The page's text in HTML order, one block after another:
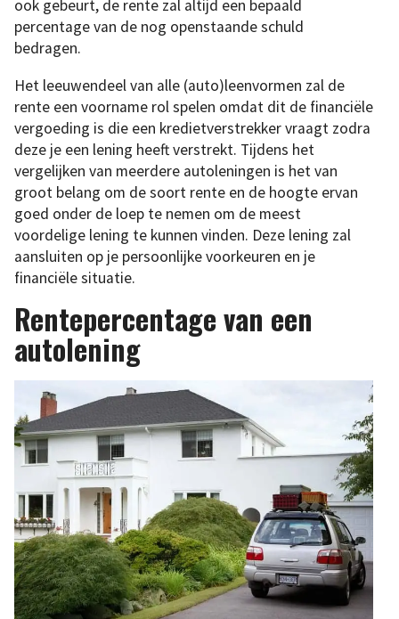
ook gebeurt, de rente zal altijd een bepaald
percentage van de nog openstaande schuld
bedragen.
Het leeuwendeel van alle (auto)leenvormen zal de
rente een voorname rol spelen omdat dit de financiële
vergoeding is die een kredietverstrekker vraagt zodra
deze je een lening heeft verstrekt. Tijdens het
vergelijken van meerdere autoleningen is het van
groot belang om de soort rente en de hoogte ervan
goed onder de loep te nemen om de meest
voordelige lening te kunnen vinden. Deze lening zal
aansluiten op je persoonlijke voorkeuren en je
financiële situatie.
Rentepercentage van een
autolening